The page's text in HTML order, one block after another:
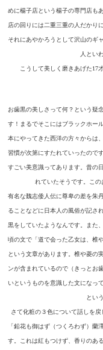
めに楊子店という楊子の専門店も
店の回りには二重三重の人だかり
それにあやかろうとして沢山のギ
人とい
こうして美しく磨きあげた17
お歯黒の美しさって何？という疑
す！まるでそこにはブラックホー
本にやってきた西洋の方々からは
習慣が次第にすたれていったので
すごい美意識ってあります。昔の
れていたそうです。こ
有名な魏志倭人伝に尊卑の差を朱
ることなどに日本人の風俗が記さ
黒をしていたようなんです。また
頃の文で「道で会った乙女は、椎
という文章があります。椎や菱の
ンが含まれているので（きっとお
いというものを意識した文になっ
とい
さて化粧の３色について話しを
「鉛花も御はず（つくろわず）
す。これは紅もつけず、香りのあ